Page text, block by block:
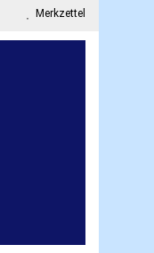
Merkzettel